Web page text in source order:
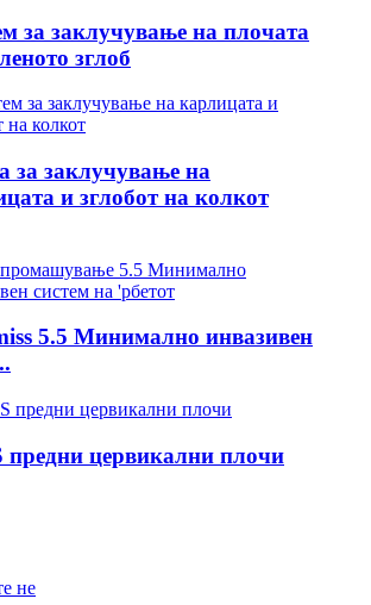
за заклучување на плочата
зглоб
за заклучување на
и зглобот на колкот
5.5 Минимално инвазивен
предни цервикални плочи
не